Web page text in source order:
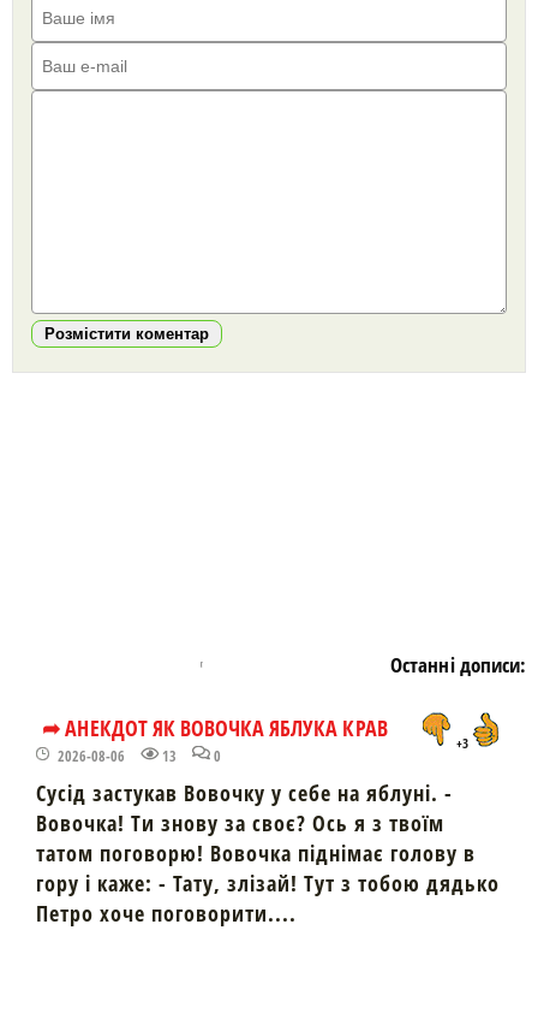
Розмістити коментар
Останні дописи:
➦ АНЕКДОТ ЯК ВОВОЧКА ЯБЛУКА КРАВ
2026-08-06 13 0
+3
Сусід застукав Вовочку у себе на яблуні. -
Вовочка! Ти знову за своє? Ось я з твоїм
татом поговорю! Вовочка піднімає голову в
гору і каже: - Тату, злізай! Тут з тобою дядько
Петро хоче поговорити....